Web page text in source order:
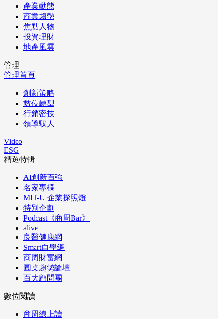
產業動態
商業趨勢
焦點人物
投資理財
地產風雲
管理
管理首頁
創新策略
數位轉型
行銷密技
領導馭人
Video
ESG
精選特輯
AI創新百強
名家專欄
MIT-U 企業探照燈
特別企劃
Podcast《商周Bar》
alive
良醫健康網
Smart自學網
商周財富網
圓桌趨勢論壇
百大顧問團
數位閱讀
商周線上讀